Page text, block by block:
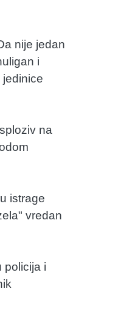
nije jedan
i
na
istrage
vredan
policija i